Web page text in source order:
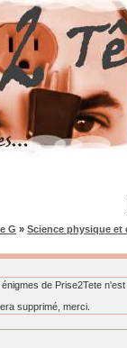
G » Science physique et
de Prise2Tete
supprimé, merci.